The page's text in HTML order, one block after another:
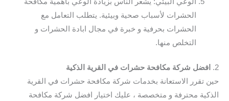
الوعي البيئي: يشعر الناس بزيادة الوعي بأهمية مكافحة
الحشرات لأسباب صحية وبيئية. يتطلب التعامل مع
الحشرات بحرفية و خبرة في مجال ابادة الحشرات و
التخلص منها.
2.
افضل شركة مكافحة حشرات في القرية الذكية
حين تقرر الاستعانة بخدمات شركة مكافحة حشرات في القرية
الذكية محترفة و متخصصة ، عليك اختيار افضل شركة مكافحة